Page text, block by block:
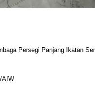
Persegi Panjang Ikatan
AIW